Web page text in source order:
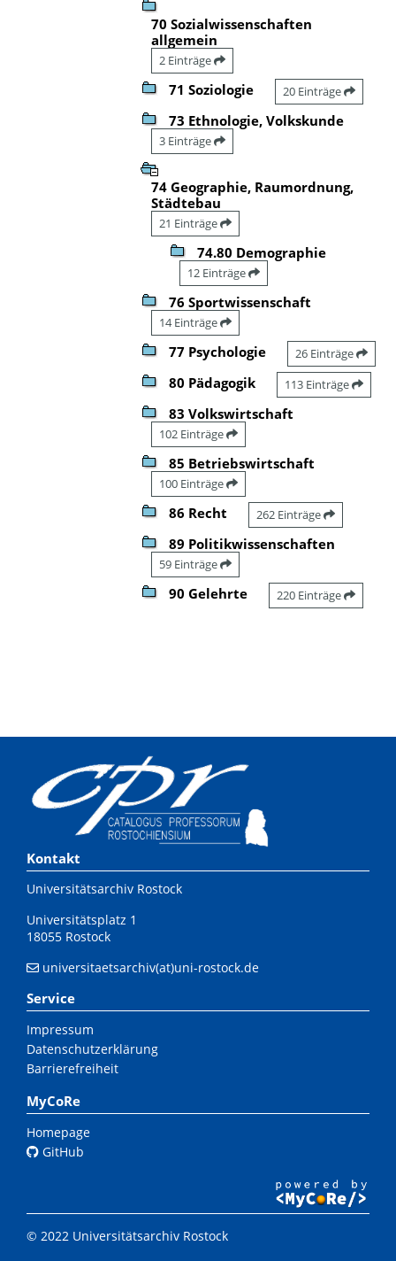
70 Sozialwissenschaften
allgemein
2 Einträge
71 Soziologie 20 Einträge
73 Ethnologie, Volkskunde
3 Einträge
74 Geographie, Raumordnung,
Städtebau
21 Einträge
74.80 Demographie
12 Einträge
76 Sportwissenschaft
14 Einträge
77 Psychologie 26 Einträge
80 Pädagogik 113 Einträge
83 Volkswirtschaft
102 Einträge
85 Betriebswirtschaft
100 Einträge
86 Recht 262 Einträge
89 Politikwissenschaften
59 Einträge
90 Gelehrte 220 Einträge
Kontakt
Universitätsarchiv Rostock
Universitätsplatz 1
18055 Rostock
universitaetsarchiv(at)uni-rostock.de
Service
Impressum
Datenschutzerklärung
Barrierefreiheit
MyCoRe
Homepage
GitHub
© 2022 Universitätsarchiv Rostock